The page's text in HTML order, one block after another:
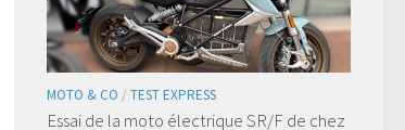
MOTO & CO / TEST EXPRESS
Essai de la moto électrique SR/F de chez